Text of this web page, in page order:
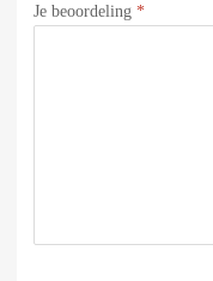
Je beoordeling *